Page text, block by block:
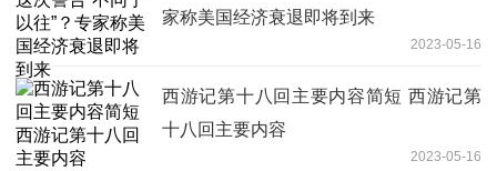
家称美国经济衰退即将到来
2023-05-16
西游记第十八回主要内容简短 西游记第
十八回主要内容
2023-05-16